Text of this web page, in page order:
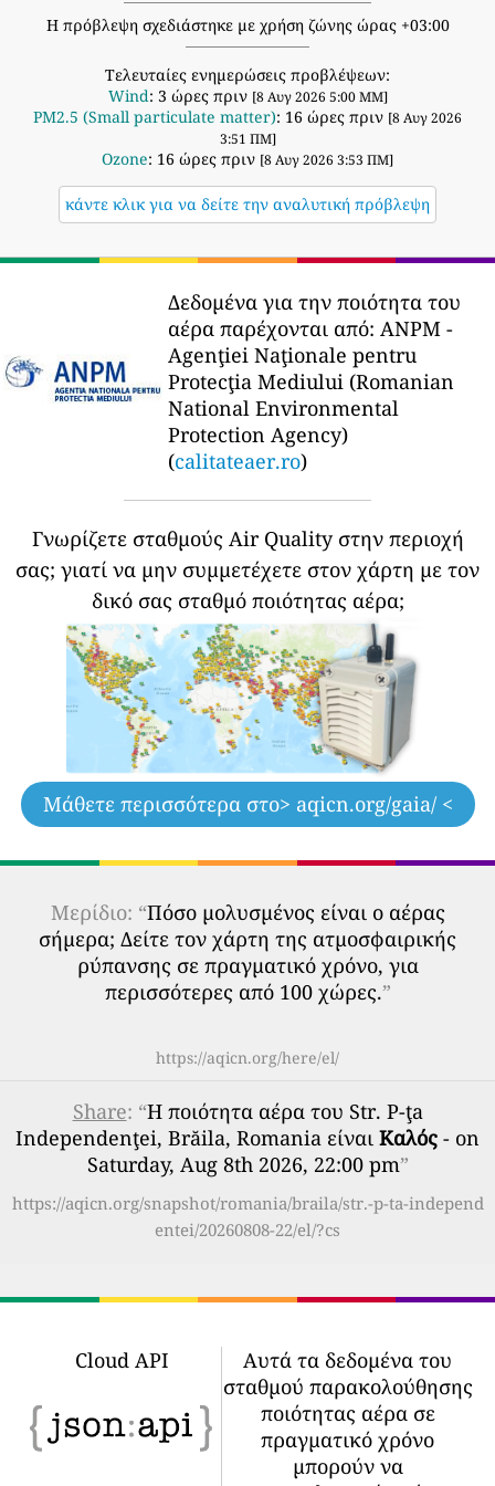
Η πρόβλεψη σχεδιάστηκε με χρήση ζώνης ώρας +03:00
Τελευταίες ενημερώσεις προβλέψεων:
Wind: 3 ώρες πριν [8 Αυγ 2026 5:00 ΜΜ]
PM2.5 (Small particulate matter): 16 ώρες πριν [8 Αυγ 2026
3:51 ΠΜ]
Ozone: 16 ώρες πριν [8 Αυγ 2026 3:53 ΠΜ]
κάντε κλικ για να δείτε την αναλυτική πρόβλεψη
Δεδομένα για την ποιότητα του
αέρα παρέχονται από: ANPM -
Agenţiei Naţionale pentru
Protecţia Mediului (Romanian
National Environmental
Protection Agency)
(calitateaer.ro)
Γνωρίζετε σταθμούς Air Quality στην περιοχή
σας; γιατί να μην συμμετέχετε στον χάρτη με τον
δικό σας σταθμό ποιότητας αέρα;
Μάθετε περισσότερα στο> aqicn.org/gaia/ <
Μερίδιο: “Πόσο μολυσμένος είναι ο αέρας
σήμερα; Δείτε τον χάρτη της ατμοσφαιρικής
ρύπανσης σε πραγματικό χρόνο, για
περισσότερες από 100 χώρες.”
https://aqicn.org/here/el/
Share: “Η ποιότητα αέρα του Str. P-ţa
Independenţei, Brăila, Romania είναι Καλός - on
Saturday, Aug 8th 2026, 22:00 pm”
https://aqicn.org/snapshot/romania/braila/str.-p-ta-independ
entei/20260808-22/el/?cs
Cloud API
Αυτά τα δεδομένα του
σταθμού παρακολούθησης
ποιότητας αέρα σε
πραγματικό χρόνο
μπορούν να